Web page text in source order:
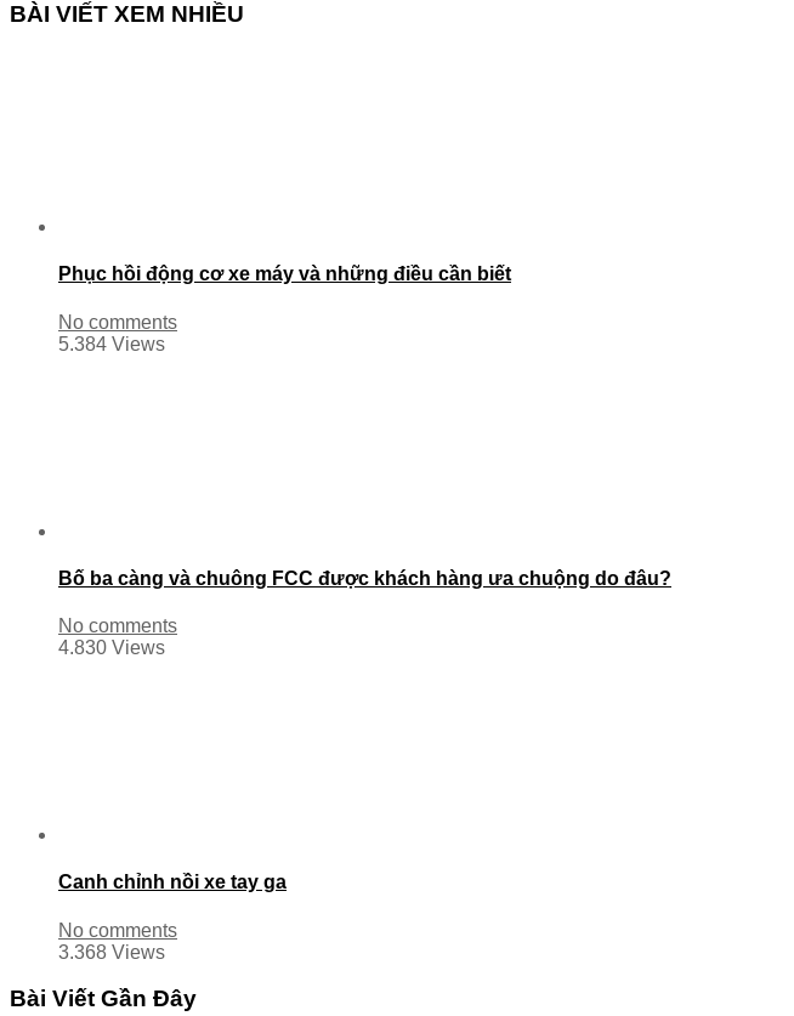
BÀI VIẾT XEM NHIỀU
Phục hồi động cơ xe máy và những điều cần biết
No comments
5.384 Views
Bố ba càng và chuông FCC được khách hàng ưa chuộng do đâu?
No comments
4.830 Views
Canh chỉnh nồi xe tay ga
No comments
3.368 Views
Bài Viết Gần Đây